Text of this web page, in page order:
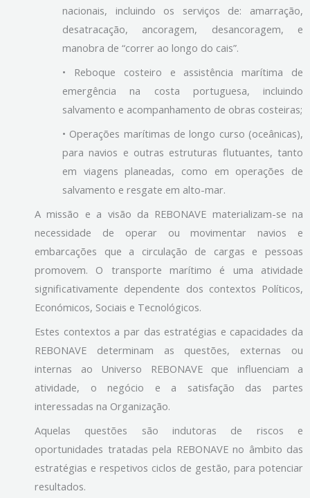
nacionais, incluindo os serviços de: amarração,
desatracação, ancoragem, desancoragem, e
manobra de “correr ao longo do cais”.
• Reboque costeiro e assistência marítima de
emergência na costa portuguesa, incluindo
salvamento e acompanhamento de obras costeiras;
• Operações marítimas de longo curso (oceânicas),
para navios e outras estruturas flutuantes, tanto
em viagens planeadas, como em operações de
salvamento e resgate em alto-mar.
A missão e a visão da REBONAVE materializam-se na
necessidade de operar ou movimentar navios e
embarcações que a circulação de cargas e pessoas
promovem. O transporte marítimo é uma atividade
significativamente dependente dos contextos Políticos,
Económicos, Sociais e Tecnológicos.
Estes contextos a par das estratégias e capacidades da
REBONAVE determinam as questões, externas ou
internas ao Universo REBONAVE que influenciam a
atividade, o negócio e a satisfação das partes
interessadas na Organização.
Aquelas questões são indutoras de riscos e
oportunidades tratadas pela REBONAVE no âmbito das
estratégias e respetivos ciclos de gestão, para potenciar
resultados.